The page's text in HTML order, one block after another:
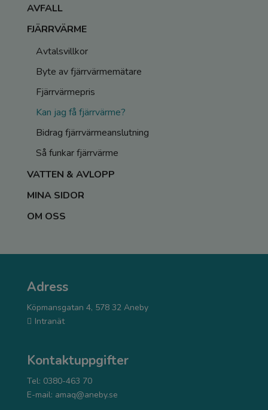
AVFALL
FJÄRRVÄRME
Avtalsvillkor
Byte av fjärrvärmemätare
Fjärrvärmepris
Kan jag få fjärrvärme?
Bidrag fjärrvärmeanslutning
Så funkar fjärrvärme
VATTEN & AVLOPP
MINA SIDOR
OM OSS
Adress
Köpmansgatan 4, 578 32 Aneby
Intranät
Kontaktuppgifter
Tel: 0380-463 70
E-mail: amaq@aneby.se